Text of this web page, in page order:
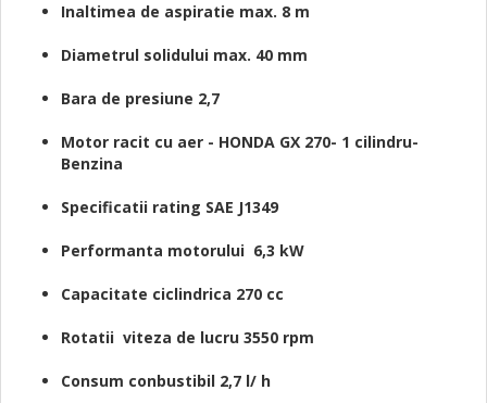
Inaltimea de aspiratie max. 8 m
Diametrul solidului max. 40 mm
Bara de presiune 2,7
Motor racit cu aer - HONDA GX 270- 1 cilindru-
Benzina
Specificatii rating SAE J1349
Performanta motorului 6,3 kW
Capacitate ciclindrica 270 cc
Rotatii viteza de lucru 3550 rpm
Consum conbustibil 2,7 l/ h